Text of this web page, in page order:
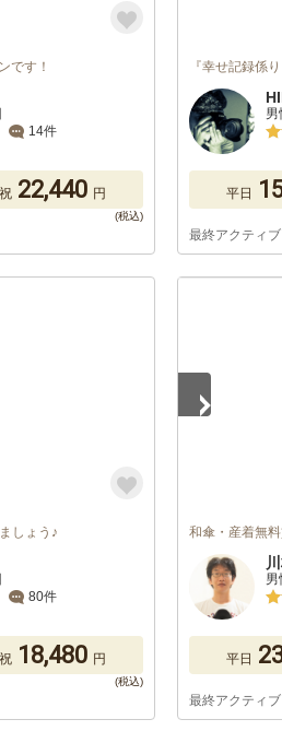
です！
14件
22,440 円
『幸せ記録係
平日
最終アクティ
しょう♪
80件
18,480 円
和傘・産着無
平日
最終アクティ